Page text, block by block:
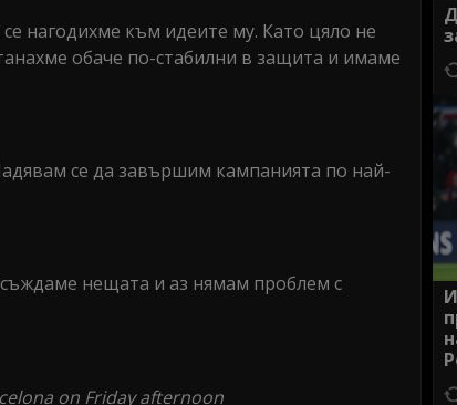
нагодихме към идеите му. Като цяло не
обаче по-стабилни в защита и имаме
се да завършим кампанията по най-
нещата и аз нямам проблем с
on Friday afternoon